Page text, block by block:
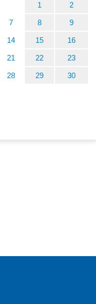
1
2
7 8 9
14 15 16
21 22 23
28 29 30